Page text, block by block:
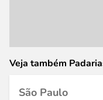
Veja também
São Paulo